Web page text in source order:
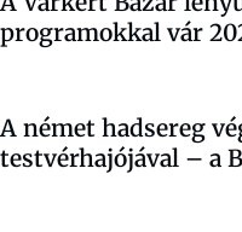
programokkal vár
A német hadsereg
testvérhajójával – a